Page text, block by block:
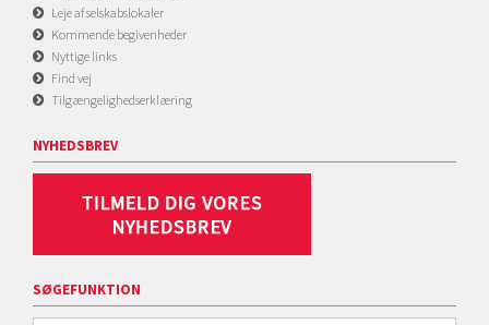
Leje af selskabslokaler
Kommende begivenheder
Nyttige links
Find vej
Tilgængelighedserklæring
NYHEDSBREV
SØGEFUNKTION